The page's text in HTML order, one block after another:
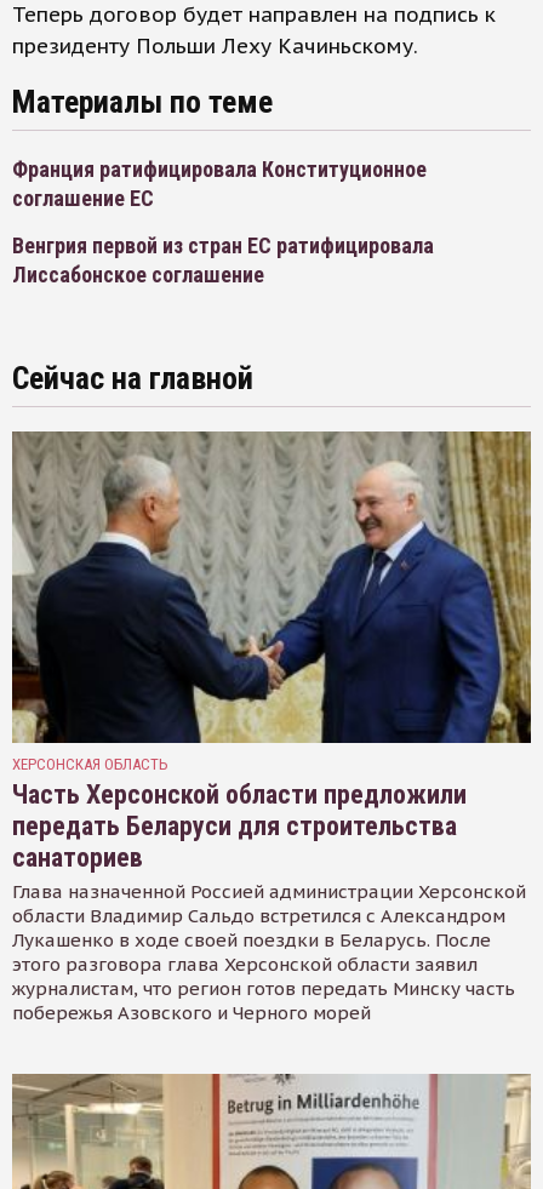
Теперь договор будет направлен на подпись к
президенту Польши Леху Качиньскому.
Материалы по теме
Франция ратифицировала Конституционное
соглашение ЕС
Венгрия первой из стран ЕС ратифицировала
Лиссабонское соглашение
Сейчас на главной
ХЕРСОНСКАЯ ОБЛАСТЬ
Часть Херсонской области предложили
передать Беларуси для строительства
санаториев
Глава назначенной Россией администрации Херсонской
области Владимир Сальдо встретился с Александром
Лукашенко в ходе своей поездки в Беларусь. После
этого разговора глава Херсонской области заявил
журналистам, что регион готов передать Минску часть
побережья Азовского и Черного морей